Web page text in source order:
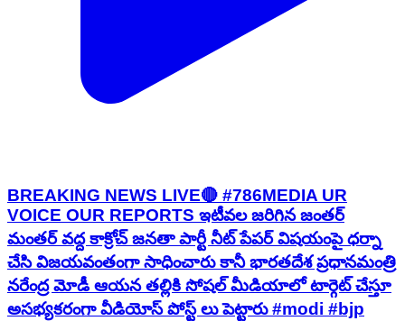
BREAKING NEWS LIVE🔴 #786MEDIA UR
VOICE OUR REPORTS ఇటీవల జరిగిన జంతర్
మంతర్ వద్ద కాక్రోచ్ జనతా పార్టీ నీట్ పేపర్ విషయంపై ధర్నా
చేసి విజయవంతంగా సాధించారు కానీ భారతదేశ ప్రధానమంత్రి
నరేంద్ర మోడీ ఆయన తల్లికి సోషల్ మీడియాలో టార్గెట్ చేస్తూ
అసభ్యకరంగా వీడియోస్ పోస్ట్ లు పెట్టారు #modi #bjp